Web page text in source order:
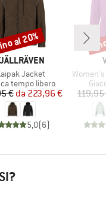
Jacket
di prodotti
tempo libero
Prezzo
€ Prezzo ridotto
da 223,96 €
5,0(6)
al 20%
Articolo
119,95